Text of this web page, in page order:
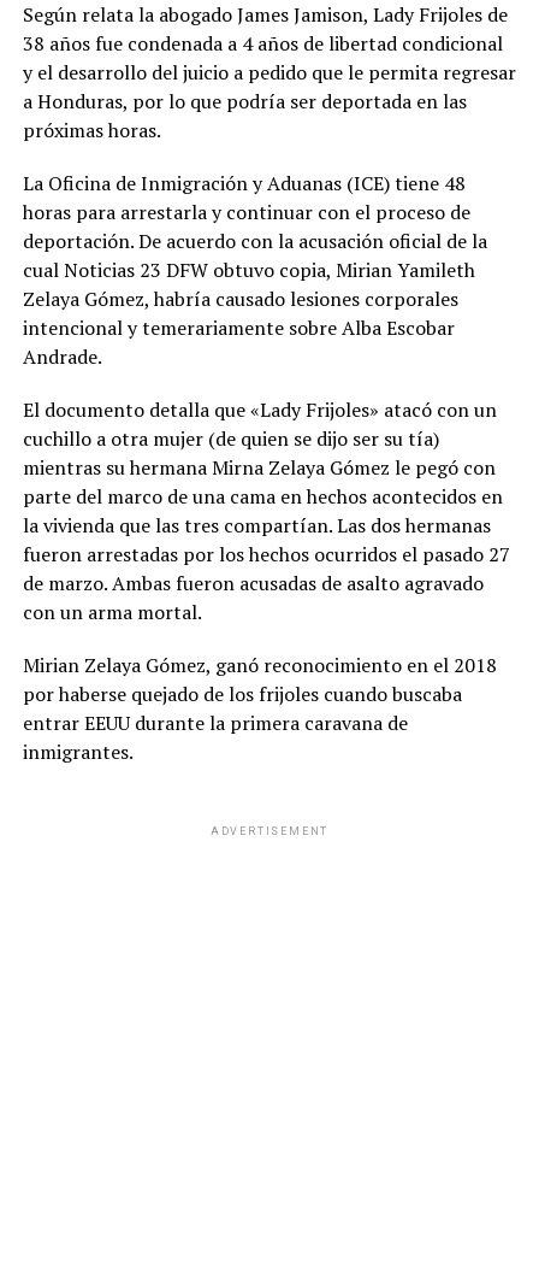
Según relata la abogado James Jamison, Lady Frijoles de
38 años fue condenada a 4 años de libertad condicional
y el desarrollo del juicio a pedido que le permita regresar
a Honduras, por lo que podría ser deportada en las
próximas horas.
La Oficina de Inmigración y Aduanas (ICE) tiene 48
horas para arrestarla y continuar con el proceso de
deportación. De acuerdo con la acusación oficial de la
cual Noticias 23 DFW obtuvo copia, Mirian Yamileth
Zelaya Gómez, habría causado lesiones corporales
intencional y temerariamente sobre Alba Escobar
Andrade.
El documento detalla que «Lady Frijoles» atacó con un
cuchillo a otra mujer (de quien se dijo ser su tía)
mientras su hermana Mirna Zelaya Gómez le pegó con
parte del marco de una cama en hechos acontecidos en
la vivienda que las tres compartían. Las dos hermanas
fueron arrestadas por los hechos ocurridos el pasado 27
de marzo. Ambas fueron acusadas de asalto agravado
con un arma mortal.
Mirian Zelaya Gómez, ganó reconocimiento en el 2018
por haberse quejado de los frijoles cuando buscaba
entrar EEUU durante la primera caravana de
inmigrantes.
ADVERTISEMENT